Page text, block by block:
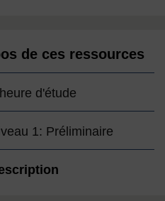
de ces ressources
d'étude
1: Préliminaire